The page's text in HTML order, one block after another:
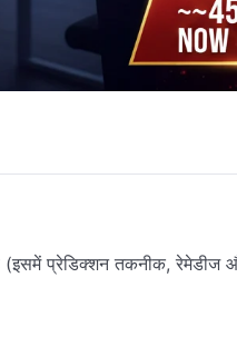
प्रेडिक्शन तकनीक, रेमेडीज